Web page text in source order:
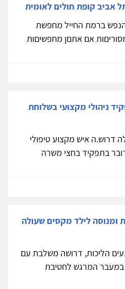
אביב קופת חולים לאומית
ברמת החייל מחפשת
אם אתםן מחפשיםות
ניהולי מקצועי בשלוחת
דרוש.ה איש מקצוע טיפולי
בתפקיד בחצי משרה
לילד מקסים שעולה
הליכות, דרושה משלבת עם
במעבר המרגש לחטיבת